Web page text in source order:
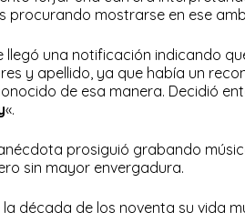
procurando mostrarse en ese
llegó una notificación indicando
y apellido, ya que había un
de esa manera. Decidió
«.
prosiguió grabando
sin mayor envergadura.
década de los noventa su vida